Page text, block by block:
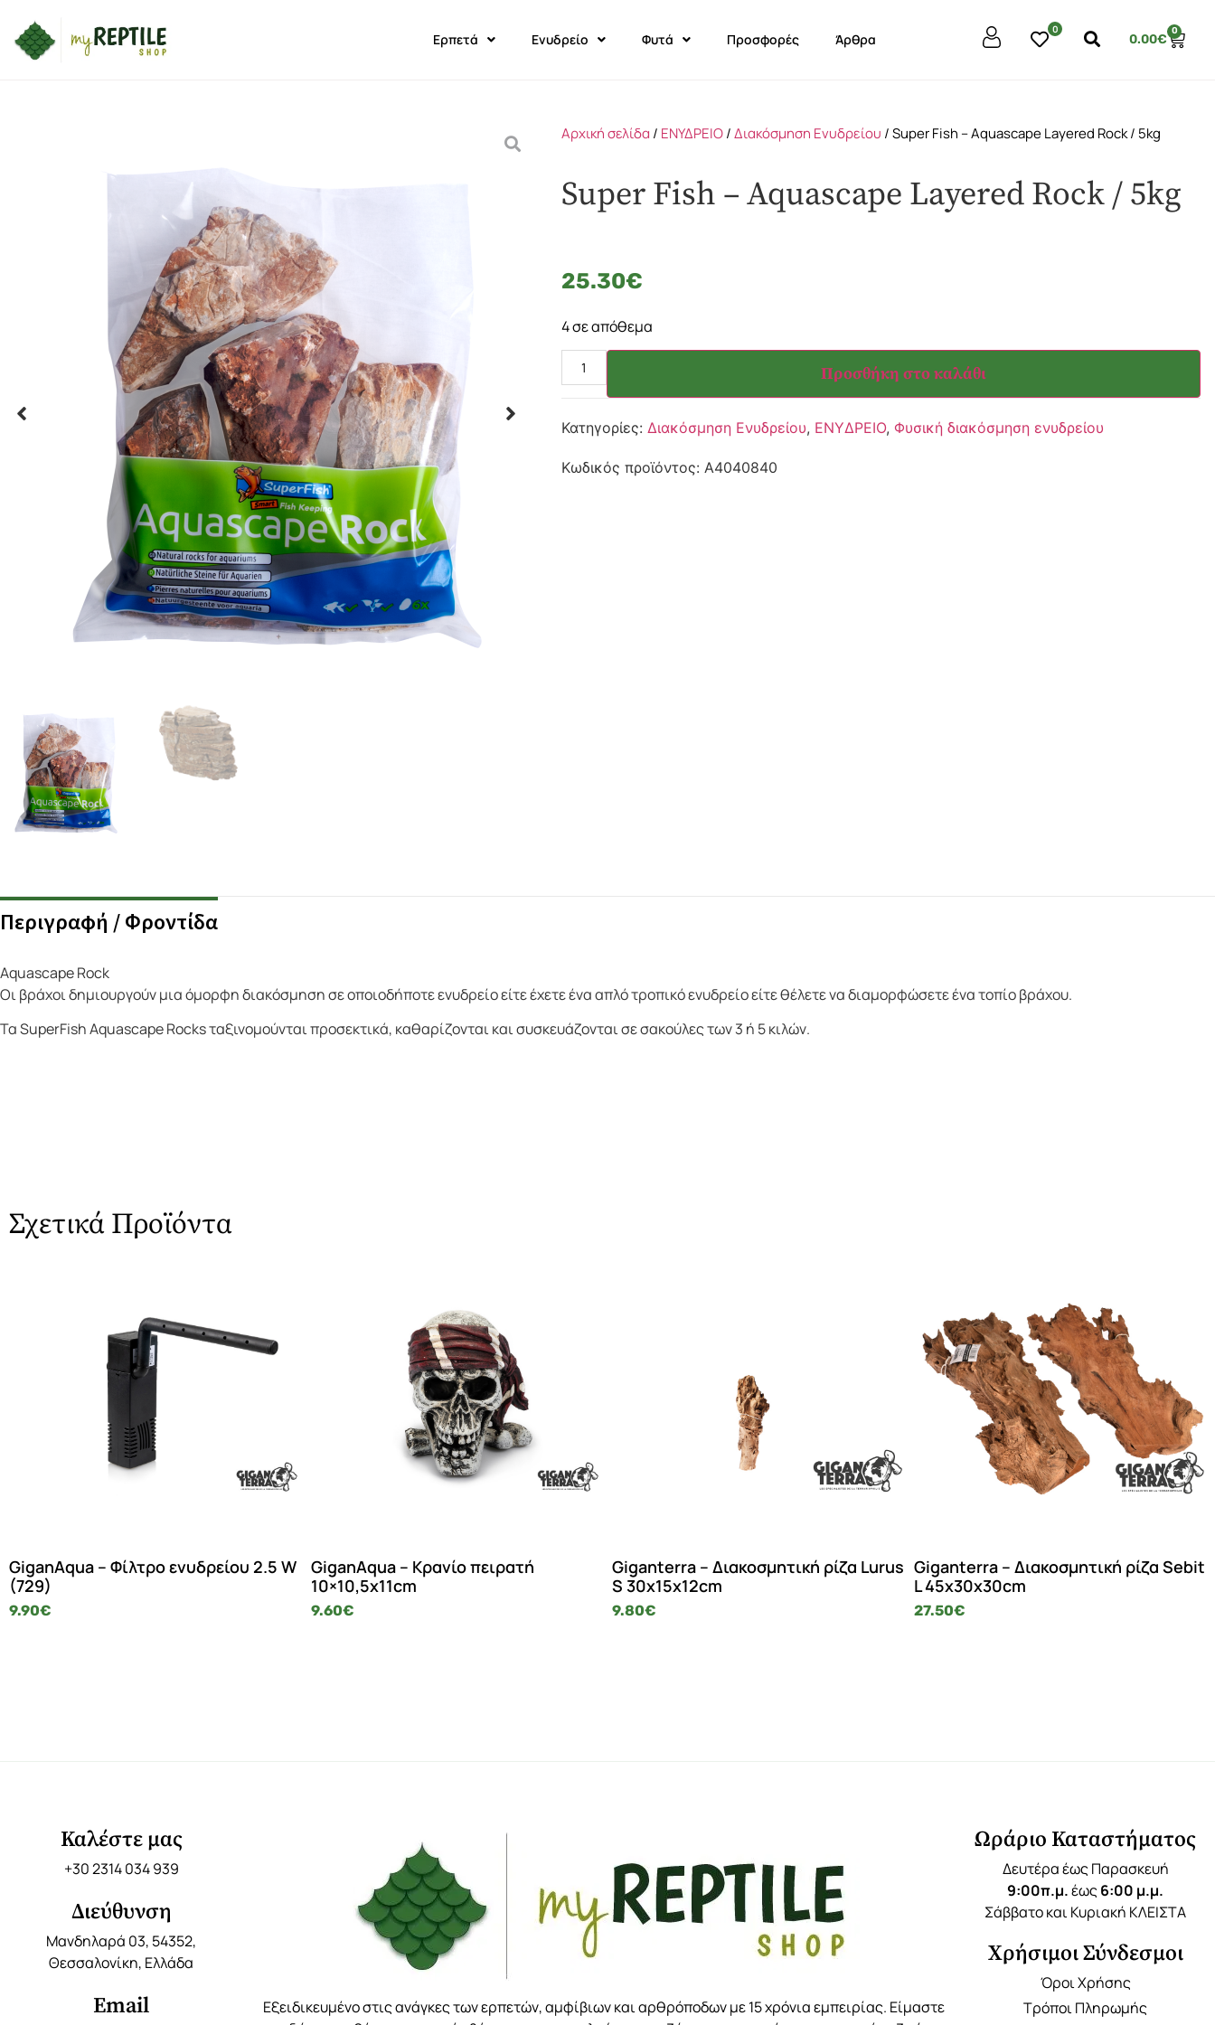
Ερπετά Ενυδρείο Φυτά Προσφορές Άρθρα
0
0.00€
0
Αρχική σελίδα / ΕΝΥΔΡΕΙΟ/Διακόσμηση Ενυδρείου / Super Fish – Aquascape Layered Rock / 5kg
Super Fish – Aquascape Layered Rock / 5kg
25.30€
4 σε απόθεμα
Προσθήκη στο καλάθι
Κατηγορίες: Διακόσμηση Ενυδρείου, ΕΝΥΔΡΕΙΟ, Φυσική διακόσμηση ενυδρείου
Κωδικός προϊόντος: A4040840
Περιγραφή / Φροντίδα
Aquascape Rock
Οι βράχοι δημιουργούν μια όμορφη διακόσμηση σε οποιοδήποτε ενυδρείο είτε έχετε ένα απλό τροπικό ενυδρείο είτε θέλετε να διαμορφώσετε ένα τοπίο βράχου.
Τα SuperFish Aquascape Rocks ταξινομούνται προσεκτικά, καθαρίζονται και συσκευάζονται σε σακούλες των 3 ή 5 κιλών.
Σχετικά Προϊόντα
GiganAqua – Φίλτρο ενυδρείου 2.5 W
(729)
9.90€
GiganAqua – Κρανίο πειρατή
10×10,5x11cm
9.60€
Giganterra – Διακοσμητική ρίζα Lurus
S 30x15x12cm
9.80€
Giganterra – Διακοσμητική ρίζα Sebit
L 45x30x30cm
27.50€
Καλέστε μας
+30 2314 034 939
Διεύθυνση
Μανδηλαρά 03, 54352,
Θεσσαλονίκη, Ελλάδα
Email
Εξειδικευμένο στις ανάγκες των ερπετών, αμφίβιων και αρθρόποδων με 15 χρόνια εμπειρίας. Είμαστε
Ωράριο Καταστήματος
Δευτέρα έως Παρασκευή
9:00π.μ.έως6:00 μ.μ.
Σάββατο και Κυριακή ΚΛΕΙΣΤΑ
Χρήσιμοι Σύνδεσμοι
Όροι Χρήσης
Τρόποι Πληρωμής